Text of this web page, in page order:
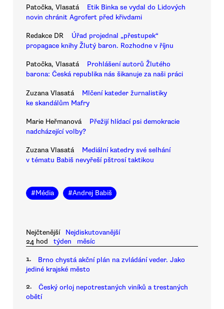
Patočka, Vlasatá
Etik Binka se vydal do Lidových
novin chránit Agrofert před křivdami
Redakce DR
Úřad projednal „přestupek“
propagace knihy Žlutý baron. Rozhodne v říjnu
Patočka, Vlasatá
Prohlášení autorů Žlutého
barona: Česká republika nás šikanuje za naši práci
Zuzana Vlasatá
Mlčení kateder žurnalistiky
ke skandálům Mafry
Marie Heřmanová
Přežijí hlídací psi demokracie
nadcházející volby?
Zuzana Vlasatá
Mediální katedry své selhání
v tématu Babiš nevyřeší pštrosí taktikou
#Média #Andrej Babiš
Nejčtenější
Nejdiskutovanější
24 hod
týden měsíc
1.
Brno chystá akční plán na zvládání veder. Jako
jediné krajské město
2.
Český orloj nepotrestaných viníků a trestaných
obětí